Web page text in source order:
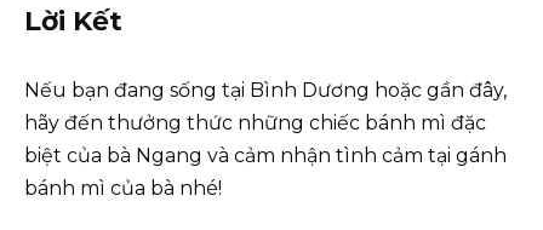
Lời Kết
Nếu bạn đang sống tại Bình Dương hoặc gần đây,
hãy đến thưởng thức những chiếc bánh mì đặc
biệt của bà Ngang và cảm nhận tình cảm tại gánh
bánh mì của bà nhé!